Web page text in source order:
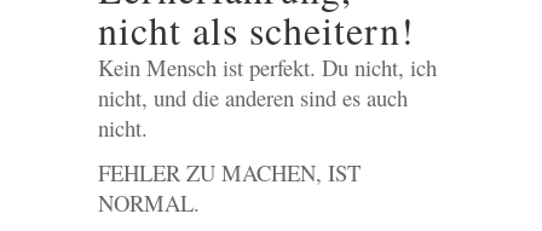
nicht als scheitern!
Kein Mensch ist perfekt. Du nicht, ich
nicht, und die anderen sind es auch
nicht.
FEHLER ZU MACHEN, IST
NORMAL.